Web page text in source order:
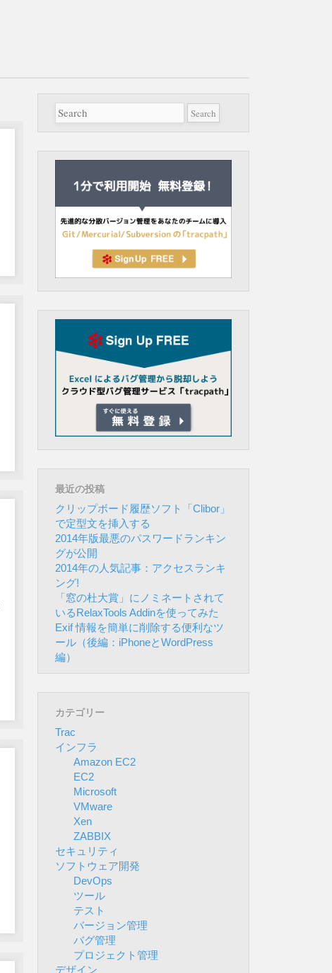
最近の投稿
クリップボード履歴ソフト「Clibor」
で定型文を挿入する
2014年版最悪のパスワードランキン
グが公開
2014年の人気記事：アクセスランキ
ング!
「窓の杜大賞」にノミネートされて
いるRelaxTools Addinを使ってみた
Exif 情報を簡単に削除する便利なツ
ール（後編：iPhoneとWordPress
編）
カテゴリー
Trac
インフラ
Amazon EC2
EC2
Microsoft
VMware
Xen
ZABBIX
セキュリティ
ソフトウェア開発
DevOps
ツール
テスト
バージョン管理
バグ管理
プロジェクト管理
デザイン